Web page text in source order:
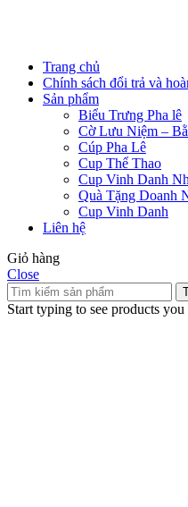
Trang chủ
Chính sách đổi trả và
Sản phẩm
Biểu Trưng Pha lê
Cờ Lưu Niệm –
Cúp Pha Lê
Cup Thể Thao
Cup Vinh Danh
Quà Tặng Doanh
Cup Vinh Danh
Liên hệ
Giỏ hàng
Close
Start typing to see products